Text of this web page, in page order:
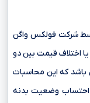
شرکت فولکس واگن
یا اختلاف قیمت بین دو
که این محاسبات
احتساب وضعیت بدنه